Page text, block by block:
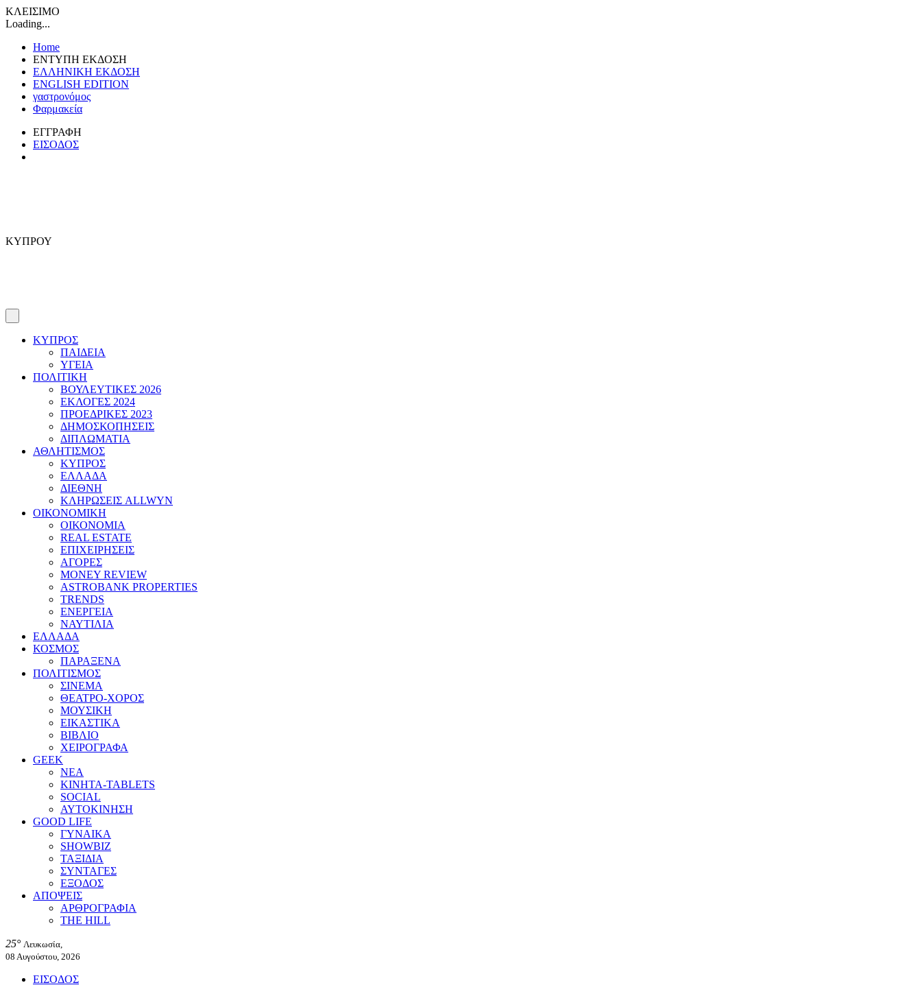
ΚΛΕΙΣΙΜΟ
Loading...
Home
ΕΝΤΥΠΗ ΕΚΔΟΣΗ
ΕΛΛΗΝΙΚΗ ΕΚΔΟΣΗ
ENGLISH EDITION
γαστρονόμος
Φαρμακεία
ΕΓΓΡΑΦΗ
ΕΙΣΟΔΟΣ
ΚΥΠΡΟΥ
ΚΥΠΡΟΣ
ΠΑΙΔΕΙΑ
ΥΓΕΙΑ
ΠΟΛΙΤΙΚΗ
ΒΟΥΛΕΥΤΙΚΕΣ 2026
ΕΚΛΟΓΕΣ 2024
ΠΡΟΕΔΡΙΚΕΣ 2023
ΔΗΜΟΣΚΟΠΗΣΕΙΣ
ΔΙΠΛΩΜΑΤΙΑ
ΑΘΛΗΤΙΣΜΟΣ
ΚΥΠΡΟΣ
ΕΛΛΑΔΑ
ΔΙΕΘΝΗ
ΚΛΗΡΩΣΕΙΣ ALLWYN
ΟΙΚΟΝΟΜΙΚΗ
ΟΙΚΟΝΟΜΙΑ
REAL ESTATE
ΕΠΙΧΕΙΡΗΣΕΙΣ
ΑΓΟΡΕΣ
MONEY REVIEW
ASTROBANK PROPERTIES
TRENDS
ΕΝΕΡΓΕΙΑ
ΝΑΥΤΙΛΙΑ
ΕΛΛΑΔΑ
ΚΟΣΜΟΣ
ΠΑΡΑΞΕΝΑ
ΠΟΛΙΤΙΣΜΟΣ
ΣΙΝΕΜΑ
ΘΕΑΤΡΟ-ΧΟΡΟΣ
ΜΟΥΣΙΚΗ
ΕΙΚΑΣΤΙΚΑ
ΒΙΒΛΙΟ
ΧΕΙΡΟΓΡΑΦΑ
GEEK
ΝΕΑ
ΚΙΝΗΤΑ-TABLETS
SOCIAL
ΑΥΤΟΚΙΝΗΣΗ
GOOD LIFE
ΓΥΝΑΙΚΑ
SHOWBIZ
ΤΑΞΙΔΙΑ
ΣΥΝΤΑΓΕΣ
ΕΞΟΔΟΣ
ΑΠΟΨΕΙΣ
ΑΡΘΡΟΓΡΑΦΙΑ
THE HILL
25° Λευκωσία,
08 Αυγούστου, 2026
ΕΙΣΟΔΟΣ